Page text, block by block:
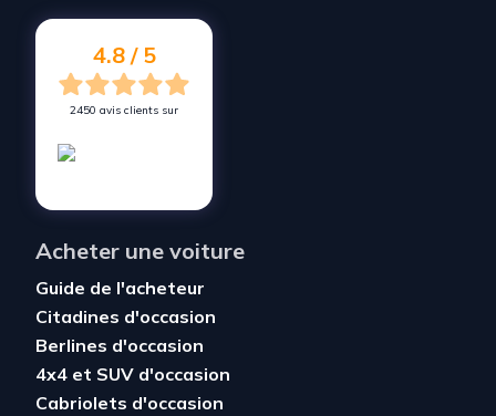
Vendez votre voiture à
4.8 / 5
2450 avis clients sur
Acheter une voiture
Guide de l'acheteur
Citadines d'occasion
Berlines d'occasion
4x4 et SUV d'occasion
Cabriolets d'occasion